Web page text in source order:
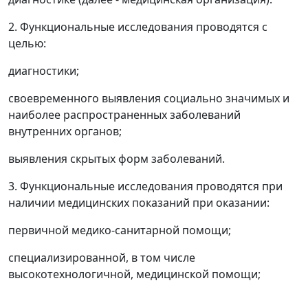
2. Функциональные исследования проводятся с
целью:
диагностики;
своевременного выявления социально значимых и
наиболее распространенных заболеваний
внутренних органов;
выявления скрытых форм заболеваний.
3. Функциональные исследования проводятся при
наличии медицинских показаний при оказании:
первичной медико-санитарной помощи;
специализированной, в том числе
высокотехнологичной, медицинской помощи;